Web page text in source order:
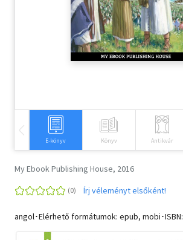
Szótár, nyelvkönyv
Tankönyv, segédkönyv
Történelem
Vallás
E-könyv Könyv Antikvár
My Ebook Publishing House, 2016
Írj véleményt elsőként!
angol･Elérhető formátumok: epub, mobi･ISBN: